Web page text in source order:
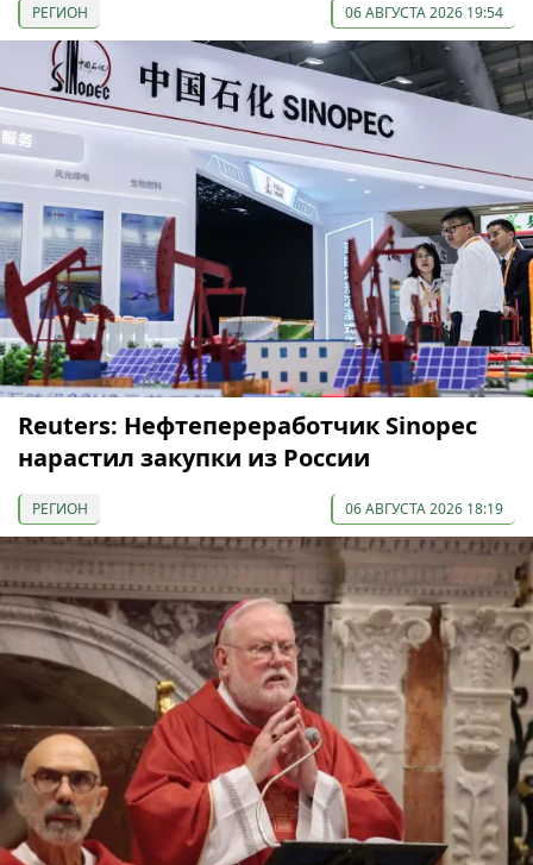
РЕГИОН 06 АВГУСТА 2026 19:54
Reuters: Нефтепереработчик Sinopec
нарастил закупки из России
РЕГИОН 06 АВГУСТА 2026 18:19